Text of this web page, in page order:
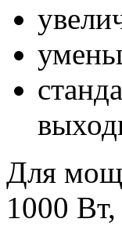
Для
1000 Вт,